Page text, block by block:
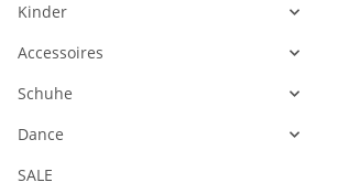
Kinder
Accessoires
Schuhe
Dance
SALE